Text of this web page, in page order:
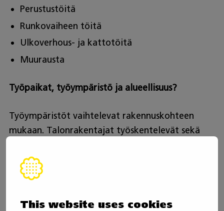
This website uses cookies
Perustustöitä
Runkovaiheen töitä
Ulkoverhous- ja kattotöitä
Muurausta
Työpaikat, työympäristö ja alueellisuus?
Työympäristöt vaihtelevat rakennuskohteen
mukaan. Talonrakentajat työskentelevät sekä
olosuhteissa. Talonrakentaja voi työskennellä
uudisrakennusten työmailla ja
työpaikka voi olla esimerkiksi yritysten